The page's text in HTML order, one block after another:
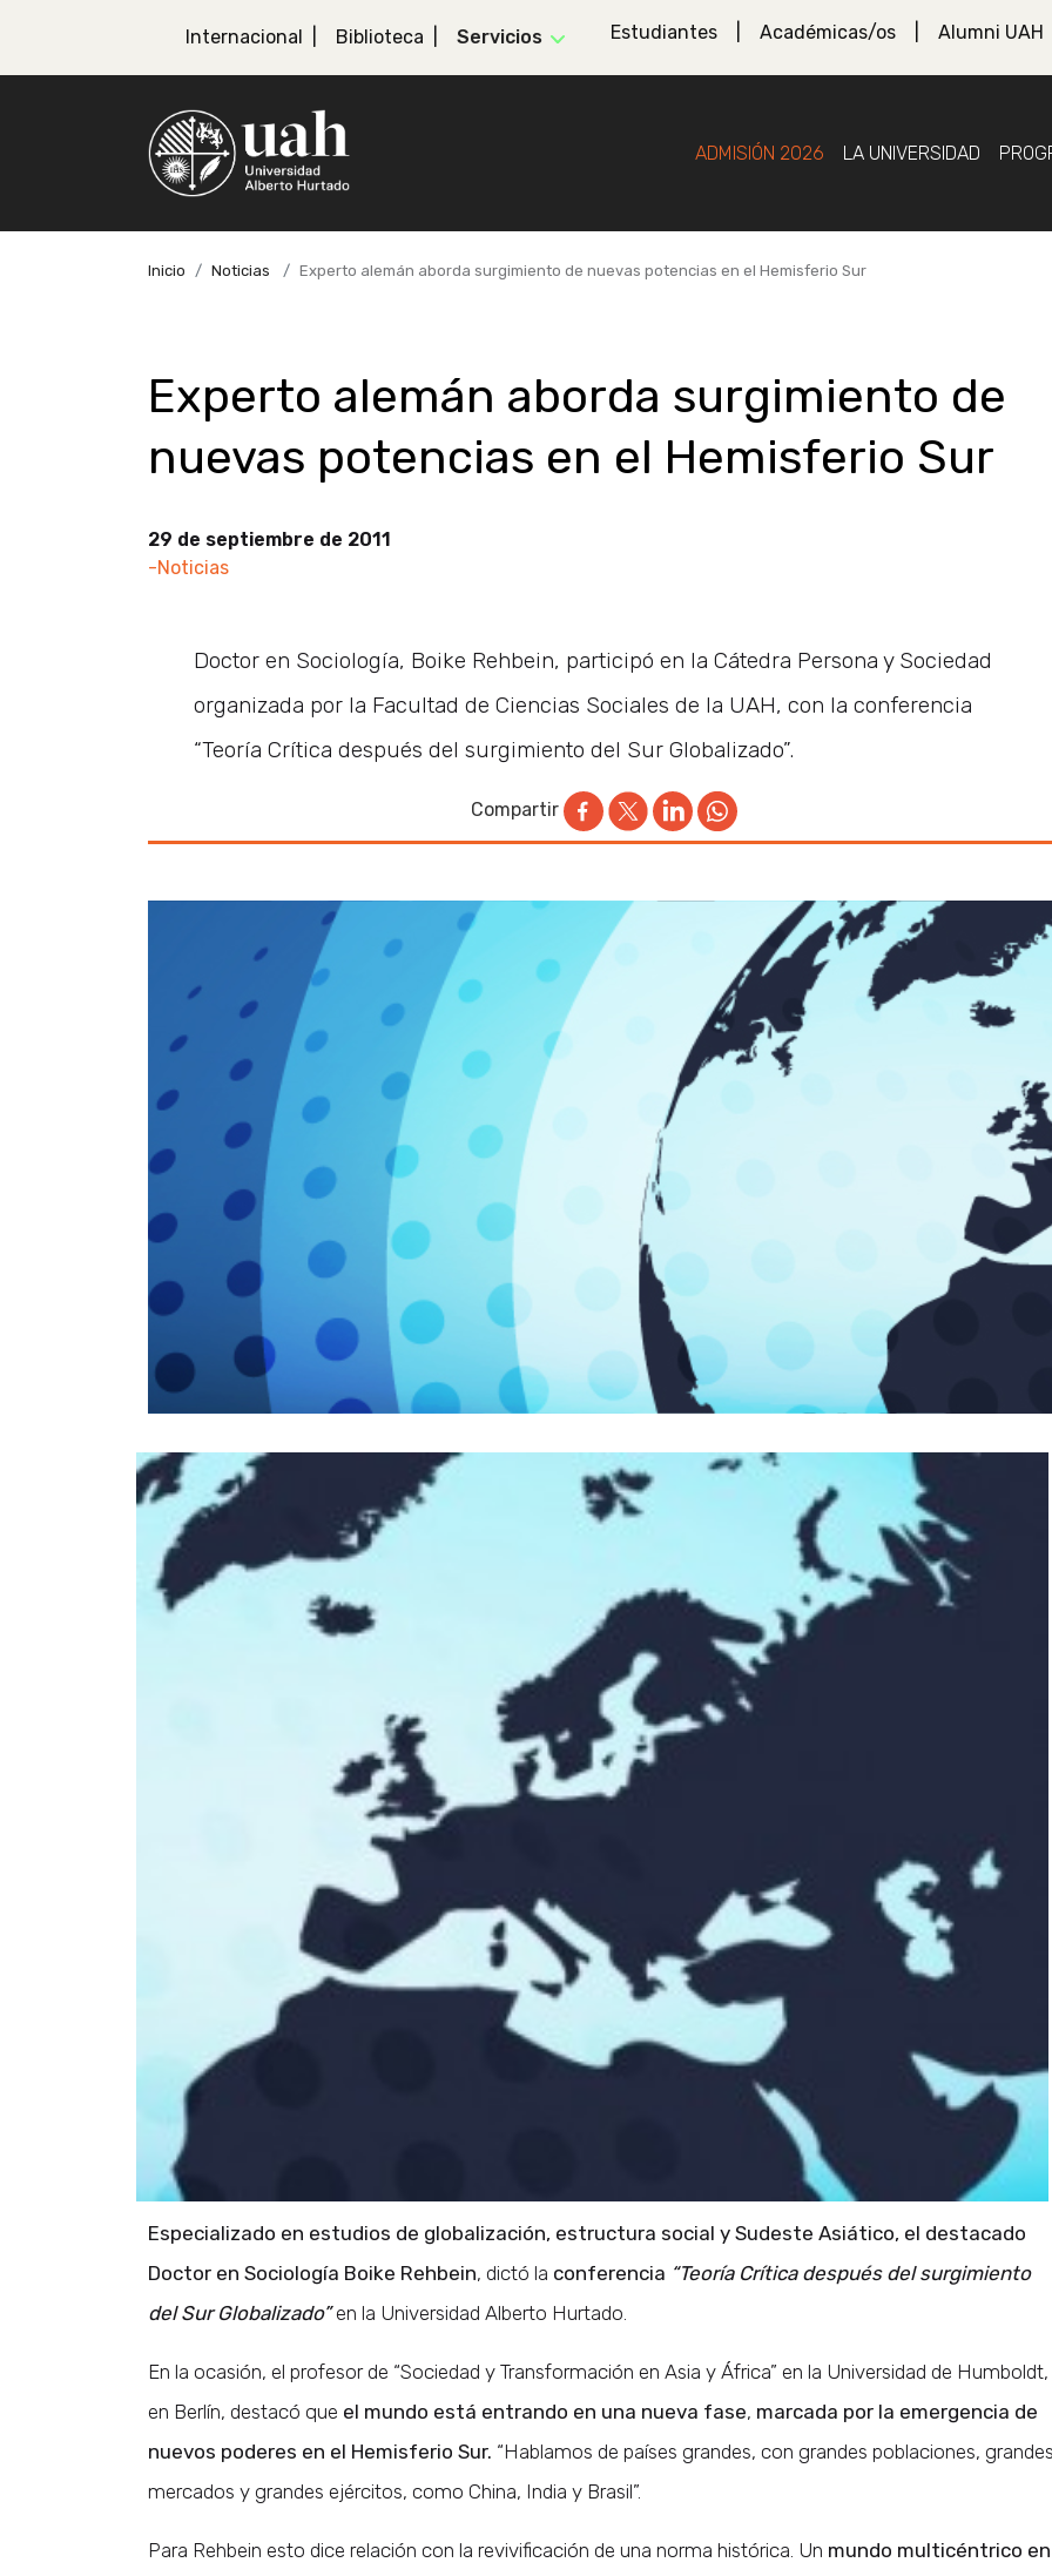
Internacional Biblioteca Servicios Estudiantes Académicas/os Alumni UAH
ADMISIÓN 2026 LA UNIVERSIDAD
Inicio Noticias Experto alemán aborda surgimiento de nuevas potencias en el Hemisferio Sur
Experto alemán aborda surgimiento de
nuevas potencias en el Hemisferio Sur
29 de septiembre de 2011
-Noticias
Doctor en Sociología, Boike Rehbein, participó en la Cátedra Persona y Sociedad
organizada por la Facultad de Ciencias Sociales de la UAH, con la conferencia
“Teoría Crítica después del surgimiento del Sur Globalizado”.
Compartir
Especializado en estudios de globalización, estructura social y Sudeste Asiático, el destacado
Doctor en Sociología Boike Rehbein, dictó la conferencia “Teoría Crítica después del surgimiento
del Sur Globalizado”en la Universidad Alberto Hurtado.
En la ocasión, el profesor de “Sociedad y Transformación en Asia y África” en la Universidad de Humboldt,
en Berlín, destacó que el mundo está entrando en una nueva fase, marcada por la emergencia de
nuevos poderes en el Hemisferio Sur. “Hablamos de países grandes, con grandes poblaciones,
mercados y grandes ejércitos, como China, India y Brasil”.
Para Rehbein esto dice relación con la revivificación de una norma histórica. Un mundo multicéntrico en